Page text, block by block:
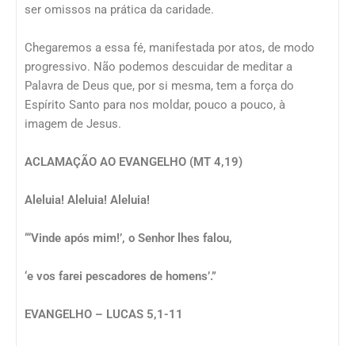
ser omissos na prática da caridade.
Chegaremos a essa fé, manifestada por atos, de modo
progressivo. Não podemos descuidar de meditar a
Palavra de Deus que, por si mesma, tem a força do
Espírito Santo para nos moldar, pouco a pouco, à
imagem de Jesus.
ACLAMAÇÃO AO EVANGELHO (MT 4,19)
Aleluia! Aleluia! Aleluia!
“‘Vinde após mim!’, o Senhor lhes falou,
‘e vos farei pescadores de homens’.”
EVANGELHO – LUCAS 5,1-11